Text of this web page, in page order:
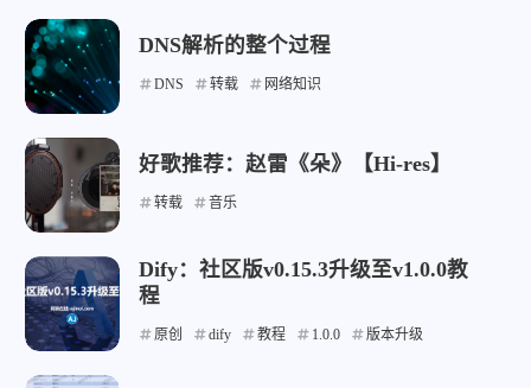
DNS解析的整个过程
DNS 转载 网络知识
好歌推荐：赵雷《朵》【Hi-res】
转载 音乐
Dify：社区版v0.15.3升级至v1.0.0教
程
原创 dify 教程 1.0.0 版本升级